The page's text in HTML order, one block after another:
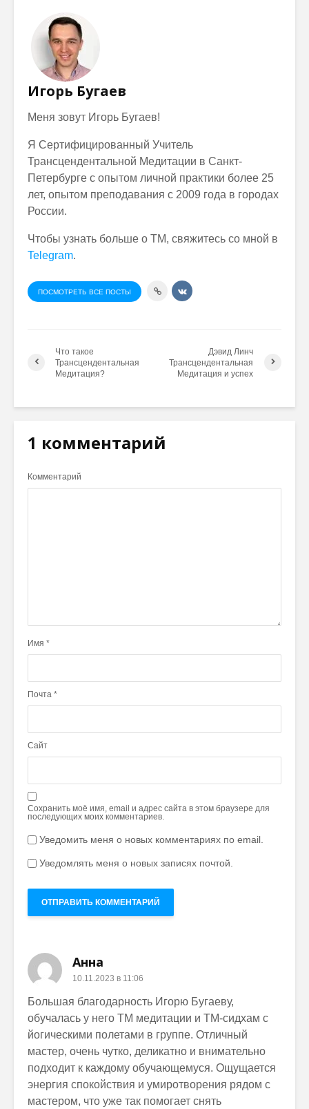
Игорь Бугаев
Меня зовут Игорь Бугаев!
Я Сертифицированный Учитель
Трансцендентальной Медитации в Санкт-
Петербурге с опытом личной практики более 25
лет, опытом преподавания с 2009 года в городах
России.
Чтобы узнать больше о ТМ, свяжитесь со мной в
Telegram.
ПОСМОТРЕТЬ ВСЕ ПОСТЫ
Что такое
Трансцендентальная
Медитация?
Дэвид Линч
Трансцендентальная
Медитация и успех
1 комментарий
Комментарий
Имя *
Почта *
Сайт
Сохранить моё имя, email и адрес сайта в этом браузере для
последующих моих комментариев.
Уведомить меня о новых комментариях по email.
Уведомлять меня о новых записях почтой.
Анна
10.11.2023 в 11:06
Большая благодарность Игорю Бугаеву,
обучалась у него ТМ медитации и ТМ-сидхам с
йогическими полетами в группе. Отличный
мастер, очень чутко, деликатно и внимательно
подходит к каждому обучающемуся. Ощущается
энергия спокойствия и умиротворения рядом с
мастером, что уже так помогает снять